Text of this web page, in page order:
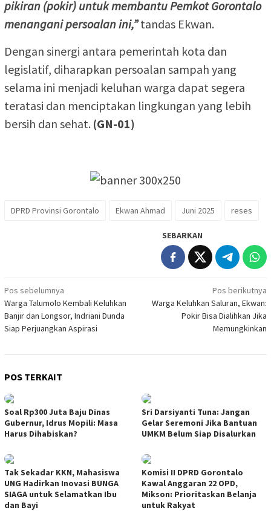
pikiran (pokir) untuk membantu Pemkot Gorontalo
menangani persoalan ini,”tandas Ekwan.
Dengan sinergi antara pemerintah kota dan
legislatif, diharapkan persoalan sampah yang
selama ini menjadi keluhan warga dapat segera
teratasi dan menciptakan lingkungan yang lebih
bersih dan sehat. (GN-01)
DPRD Provinsi Gorontalo Ekwan Ahmad Juni 2025 reses
SEBARKAN
Navigasi
pos
Pos sebelumnya
Warga Talumolo Kembali Keluhkan
Banjir dan Longsor, Indriani Dunda
Siap Perjuangkan Aspirasi
Pos berikutnya
Warga Keluhkan Saluran, Ekwan:
Pokir Bisa Dialihkan Jika
Memungkinkan
POS TERKAIT
Soal Rp300 Juta Baju Dinas
Gubernur, Idrus Mopili: Masa
Harus Dihabiskan?
Sri Darsiyanti Tuna: Jangan
Gelar Seremoni Jika Bantuan
UMKM Belum Siap Disalurkan
Tak Sekadar KKN, Mahasiswa
UNG Hadirkan Inovasi BUNGA
SIAGA untuk Selamatkan Ibu
dan Bayi
Komisi II DPRD Gorontalo
Kawal Anggaran 22 OPD,
Mikson: Prioritaskan Belanja
untuk Rakyat